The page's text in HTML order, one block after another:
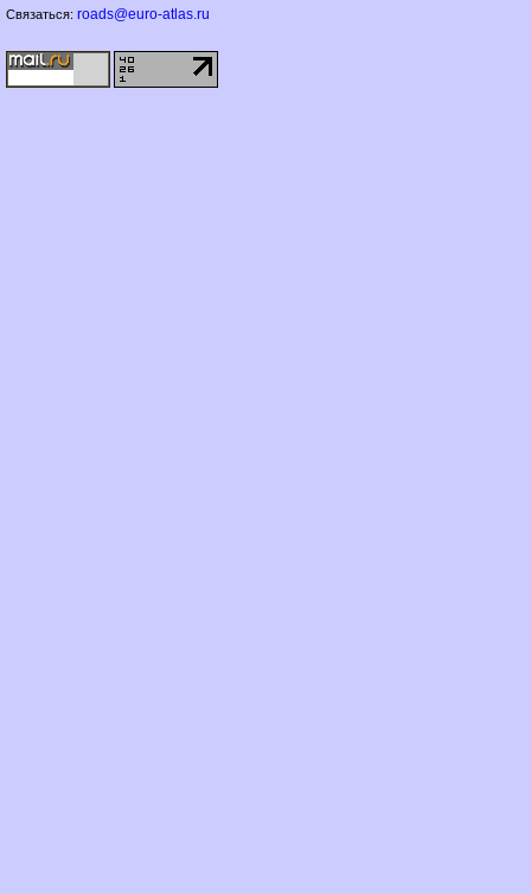
Связаться: roads@euro-atlas.ru